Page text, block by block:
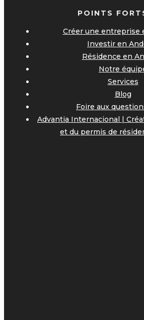
POINTS
Créer une entreprise
Investir en
Résidence en
Notre
Services
Blog
Foire aux
Advantia Internacional |
et du permis de